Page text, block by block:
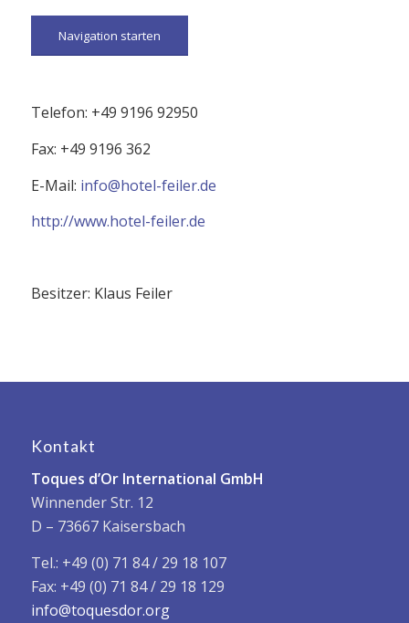
Navigation starten
Telefon: +49 9196 92950
Fax: +49 9196 362
E-Mail: info@hotel-feiler.de
http://www.hotel-feiler.de
Besitzer: Klaus Feiler
Kontakt
Toques d’Or International GmbH
Winnender Str. 12
D – 73667 Kaisersbach
Tel.: +49 (0) 71 84 / 29 18 107
Fax: +49 (0) 71 84 / 29 18 129
info@toquesdor.org